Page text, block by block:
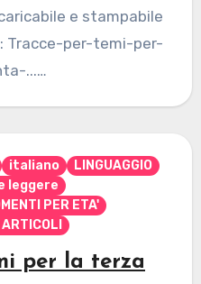
e stampabile
Tracce-per-temi-per-
...…
italiano
LINGUAGGIO
leggere
PER ETA'
per la terza